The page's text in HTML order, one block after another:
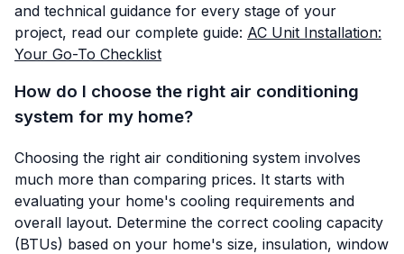
and technical guidance for every stage of your
project, read our complete guide: AC Unit Installation:
Your Go-To Checklist
How do I choose the right air conditioning
system for my home?
Choosing the right air conditioning system involves
much more than comparing prices. It starts with
evaluating your home's cooling requirements and
overall layout. Determine the correct cooling capacity
(BTUs) based on your home's size, insulation, window